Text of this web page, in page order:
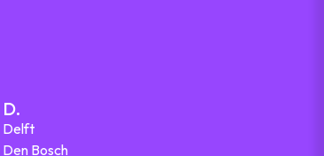
D.
Delft
Den Bosch